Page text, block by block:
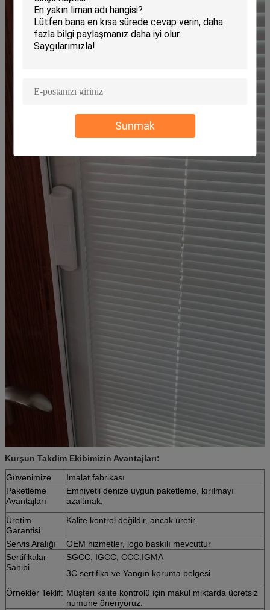
Sunmak
Kurşun Takdim Ekibimizin Avantajları:
Güvenimize
Imalat fabrikası
Paketleme
Avantajları
Emniyetli denize uygun paketleme, kırılmayı
azaltmak,
Üretim
Garantisi
Kalite kontrol değildir, ancak üretir,
Servis Aralığı
OEM hizmetler, logo baskılı mevcuttur
Sertifikalar
Sahibi
SGCC, IGCC, CCC.IGMA
3C sertifika ve Yangın koruma belgesi
Örnekler Teklif: Müşteri kalite kontrolü için makul miktarda ücretsiz
numune öneriyoruz.